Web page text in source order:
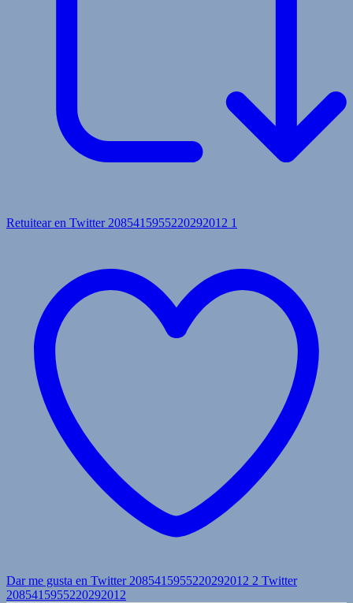
Retuitear en Twitter 2085415955220292012 1
Dar me gusta en Twitter 2085415955220292012 2 Twitter
2085415955220292012